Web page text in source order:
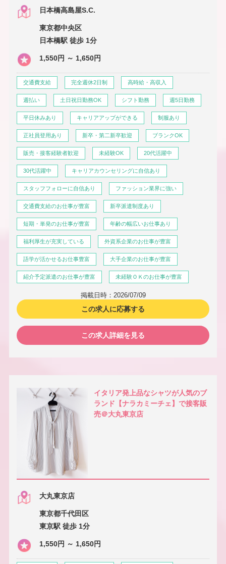
日本橋高島屋S.C.
東京都中央区
日本橋駅 徒歩 1分
1,550円 ～ 1,650円
交通費支給 完全週休2日制 高時給・高収入
週払い 土日祝日勤務OK シフト勤務 週5日勤務
平日休みあり キャリアアップができる 制服あり
正社員登用あり 新卒・第二新卒歓迎 ブランクOK
販売・接客経験者歓迎 未経験OK 20代活躍中
30代活躍中 キャリアカウンセリングに自信あり
スタッフフォローに自信あり ファッション業界に強い
交通費支給のお仕事が豊富 新卒派遣制度あり
短期・単発のお仕事が豊富 年齢の幅広いお仕事あり
福利厚生が充実している 外資系企業のお仕事が豊富
語学が活かせるお仕事豊富 大手企業のお仕事が豊富
紹介予定派遣のお仕事が豊富 未経験ＯＫのお仕事が豊富
掲載日時：2026/07/09
この求人に応募する
この求人詳細を見る
イタリア発上品なシャツが人気のブ
ランド【ナラカミーチェ】で接客販
売＠大丸東京店
大丸東京店
東京都千代田区
東京駅 徒歩 1分
1,550円 ～ 1,650円